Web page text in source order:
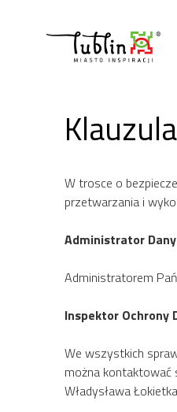
W trosce o
przetwarzania i
Administrator
Administratorem
Inspektor Ochrony
We wszystkich
można kontaktować
Władysława